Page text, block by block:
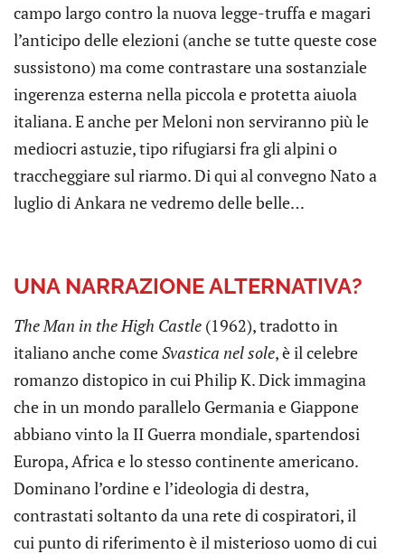
campo largo contro la nuova legge-truffa e magari
l’anticipo delle elezioni (anche se tutte queste cose
sussistono) ma come contrastare una sostanziale
ingerenza esterna nella piccola e protetta aiuola
italiana. E anche per Meloni non serviranno più le
mediocri astuzie, tipo rifugiarsi fra gli alpini o
traccheggiare sul riarmo. Di qui al convegno Nato a
luglio di Ankara ne vedremo delle belle…
UNA NARRAZIONE ALTERNATIVA?
The Man in the High Castle (1962), tradotto in
italiano anche comeSvastica nel sole, è il celebre
romanzo distopico in cui Philip K. Dick immagina
che in un mondo parallelo Germania e Giappone
abbiano vinto la II Guerra mondiale, spartendosi
Europa, Africa e lo stesso continente americano.
Dominano l’ordine e l’ideologia di destra,
contrastati soltanto da una rete di cospiratori, il
cui punto di riferimento è il misterioso uomo di cui